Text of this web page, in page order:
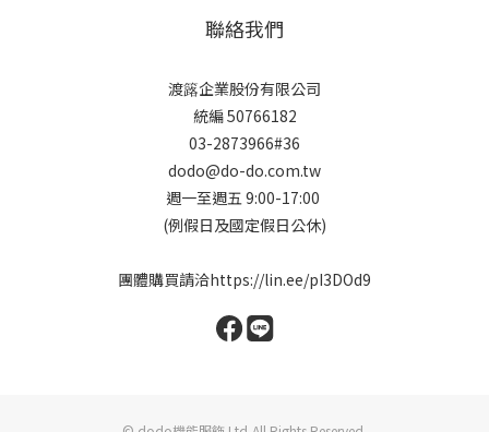
聯絡我們
渡簬企業股份有限公司
統編 50766182
03-2873966#36
dodo@do-do.com.tw
週一至週五 9:00-17:00
(例假日及國定假日公休)
團體購買請洽https://lin.ee/pI3DOd9